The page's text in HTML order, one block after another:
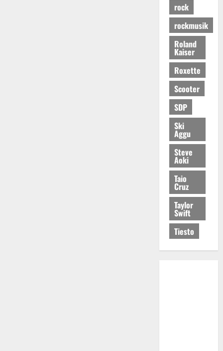
rock
rockmusik
Roland
Kaiser
Roxette
Scooter
SDP
Ski
Aggu
Steve
Aoki
Taio
Cruz
Taylor
Swift
Tiesto